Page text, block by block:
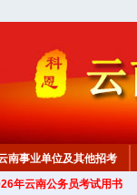
南事业单位及其他招考
年云南公务员考试用书